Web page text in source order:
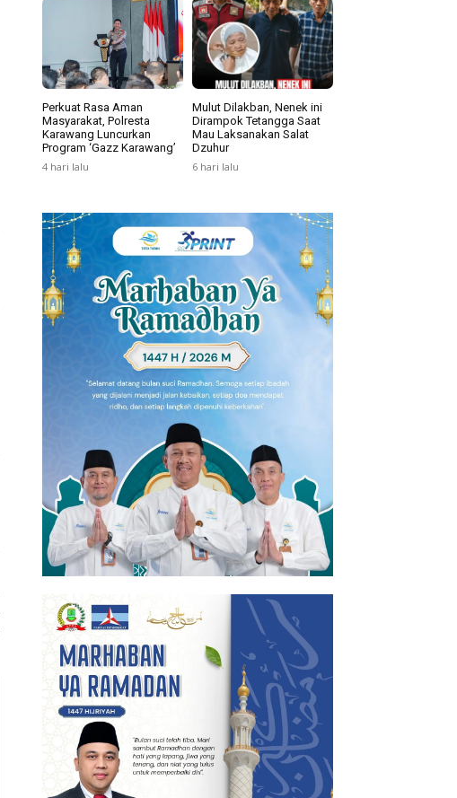
Perkuat Rasa Aman
Masyarakat, Polresta
Karawang Luncurkan
Program ‘Gazz Karawang’
4 hari lalu
Mulut Dilakban, Nenek ini
Dirampok Tetangga Saat
Mau Laksanakan Salat
Dzuhur
6 hari lalu